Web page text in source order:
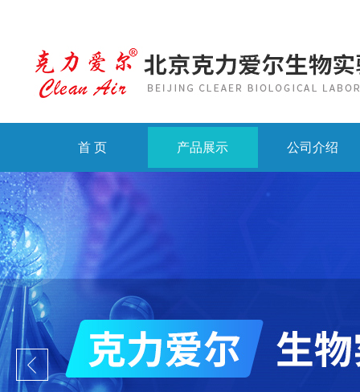
首 页 产品展示 公司介绍